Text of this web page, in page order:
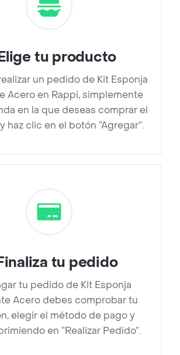
tu producto
un pedido de Kit Esponja
Acero en Rappi, simplemente
en la que deseas comprar el
haz clic en el botón “Agregar”.
tu pedido
tu pedido de Kit Esponja
Acero debes comprobar tu
elegir el método de pago y
en “Realizar Pedido”.